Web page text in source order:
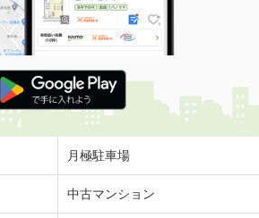
月極駐車場
中古マンション